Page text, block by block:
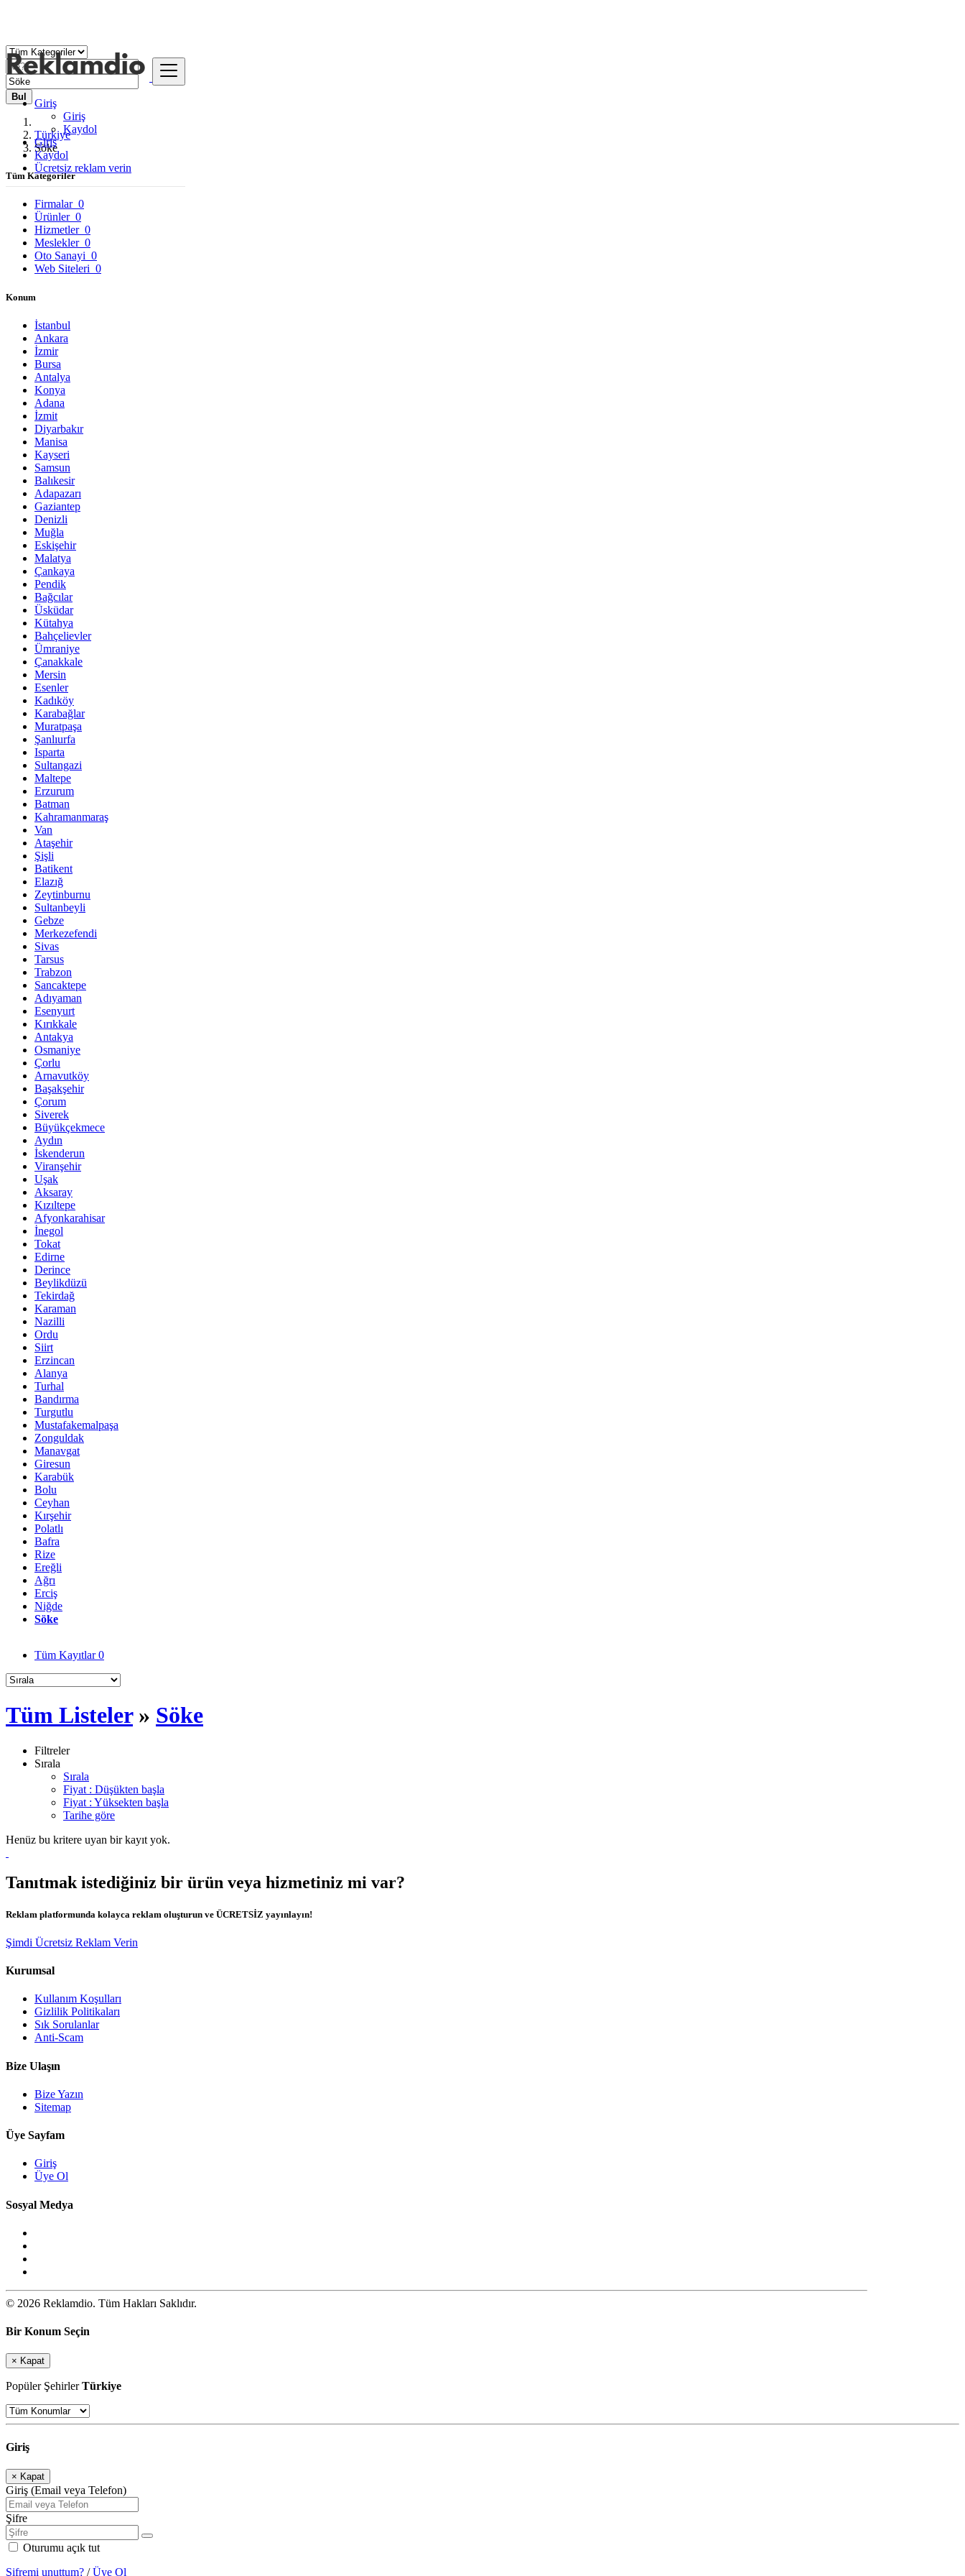
Giriş
Giriş
Kaydol
Giriş
Kaydol
Ücretsiz reklam verin
Bul
Türkiye
Söke
Tüm Kategoriler
Firmalar 0
Ürünler 0
Hizmetler 0
Meslekler 0
Oto Sanayi 0
Web Siteleri 0
Konum
İstanbul
Ankara
İzmir
Bursa
Antalya
Konya
Adana
İzmit
Diyarbakır
Manisa
Kayseri
Samsun
Balıkesir
Adapazarı
Gaziantep
Denizli
Muğla
Eskişehir
Malatya
Çankaya
Pendik
Bağcılar
Üsküdar
Kütahya
Bahçelievler
Ümraniye
Çanakkale
Mersin
Esenler
Kadıköy
Karabağlar
Muratpaşa
Şanlıurfa
Isparta
Sultangazi
Maltepe
Erzurum
Batman
Kahramanmaraş
Van
Ataşehir
Şişli
Batikent
Elazığ
Zeytinburnu
Sultanbeyli
Gebze
Merkezefendi
Sivas
Tarsus
Trabzon
Sancaktepe
Adıyaman
Esenyurt
Kırıkkale
Antakya
Osmaniye
Çorlu
Arnavutköy
Başakşehir
Çorum
Siverek
Büyükçekmece
Aydın
İskenderun
Viranşehir
Uşak
Aksaray
Kızıltepe
Afyonkarahisar
İnegol
Tokat
Edirne
Derince
Beylikdüzü
Tekirdağ
Karaman
Nazilli
Ordu
Siirt
Erzincan
Alanya
Turhal
Bandırma
Turgutlu
Mustafakemalpaşa
Zonguldak
Manavgat
Giresun
Karabük
Bolu
Ceyhan
Kırşehir
Polatlı
Bafra
Rize
Ereğli
Ağrı
Erciş
Niğde
Söke
Tüm Kayıtlar0
Tüm Listeler» Söke
Filtreler
Sırala
Sırala
Fiyat : Düşükten başla
Fiyat : Yüksekten başla
Tarihe göre
Henüz bu kritere uyan bir kayıt yok.
Tanıtmak istediğiniz bir ürün veya hizmetiniz mi var?
Reklam platformunda kolayca reklam oluşturun ve ÜCRETSİZ yayınlayın!
Şimdi Ücretsiz Reklam Verin
Kurumsal
Kullanım Koşulları
Gizlilik Politikaları
Sık Sorulanlar
Anti-Scam
Bize Ulaşın
Bize Yazın
Sitemap
Üye Sayfam
Giriş
Üye Ol
Sosyal Medya
© 2026 Reklamdio. Tüm Hakları Saklıdır.
Bir Konum Seçin
× Kapat
Popüler ŞehirlerTürkiye
Giriş
× Kapat
Giriş (Email veya Telefon)
Şifre
Oturumu açık tut
Şifremi unuttum? /Üye Ol